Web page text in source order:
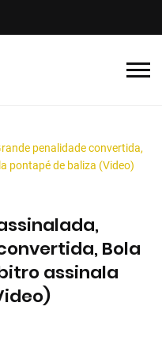
penalidade convertida,
pontapé de baliza (Video)
Bola
assinala